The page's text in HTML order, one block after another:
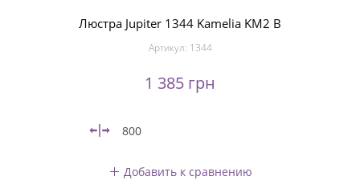
Люстра Jupiter 1344 Kamelia KM2 B
Артикул: 1344
1 385 грн
800
Добавить к сравнению